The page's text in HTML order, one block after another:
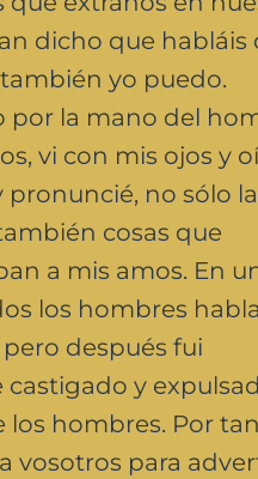
dicho que habláis
yo puedo.
por la mano del
vi con mis ojos y
pronuncié, no sólo
cosas que
a mis amos. En
los hombres
después fui
y
los hombres. Por
vosotros para